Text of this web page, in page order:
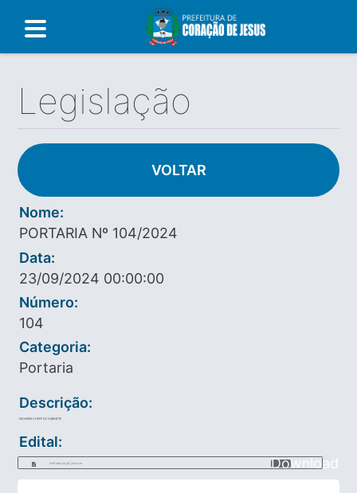
Legislação
VOLTAR
Nome:
PORTARIA Nº 104/2024
Data:
23/09/2024 00:00:00
Número:
104
Categoria:
Portaria
Descrição:
EXONERA CHEFE DE GABINETE
Edital:
PORTARIA_104_DE_2024.pdf Download